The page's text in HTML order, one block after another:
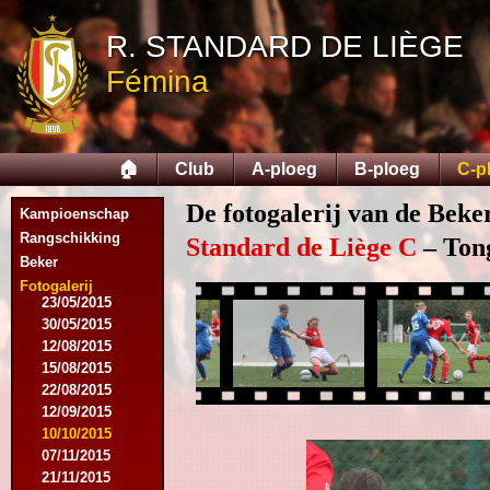
R. STANDARD DE LIÈGE
Fémina
🏠 Club A-ploeg B-ploeg C-
Kampioenschap
Rangschikking
Beker
Fotogalerij
03/08/2014
16/08/2014
17/08/2014
06/09/2014
27/09/2014
11/10/2014
08/11/2014
15/11/2014
06/12/2014
13/12/2014
14/02/2015
21/02/2015
05/04/2015
23/05/2015
30/05/2015
12/08/2015
15/08/2015
22/08/2015
12/09/2015
10/10/2015
07/11/2015
21/11/2015
De fotogalerij van de
Standard de Liège C–